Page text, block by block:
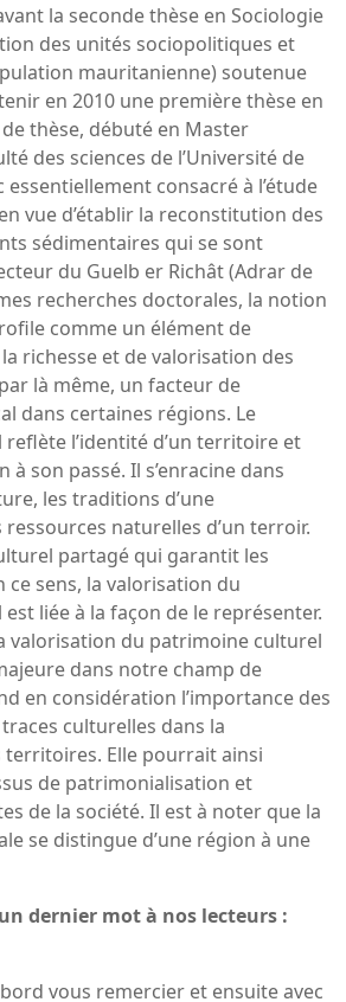
la seconde thèse en Sociologie
des unités sociopolitiques et
mauritanienne) soutenue
en 2010 une première thèse en
thèse, débuté en Master
des sciences de l’Université de
consacré à l’étude
vue d’établir la reconstitution des
sédimentaires qui se sont
du Guelb er Richât (Adrar de
recherches doctorales, la notion
comme un élément de
richesse et de valorisation des
là même, un facteur de
dans certaines régions. Le
l’identité d’un territoire et
son passé. Il s’enracine dans
les traditions d’une
naturelles d’un terroir.
partagé qui garantit les
ce sens, la valorisation du
liée à la façon de le représenter.
valorisation du patrimoine culturel
dans notre champ de
en considération l’importance des
culturelles dans la
Elle pourrait ainsi
de patrimonialisation et
de la société. Il est à noter que la
se distingue d’une région à une
dernier mot à nos lecteurs :
vous remercier et ensuite avec